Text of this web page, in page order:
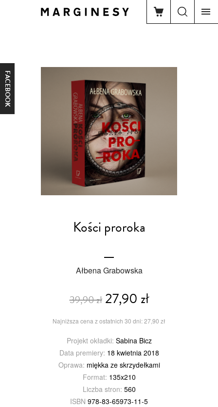
FACEBOOK
Kości proroka
Ałbena Grabowska
39,90 zł27,90 zł
Najniższa cena z ostatnich 30 dni: 27,90 zł
Projekt okładki: Sabina Bicz
Data premiery: 18 kwietnia 2018
Oprawa: miękka ze skrzydełkami
Format: 135x210
Liczba stron: 560
ISBN 978-83-65973-11-5